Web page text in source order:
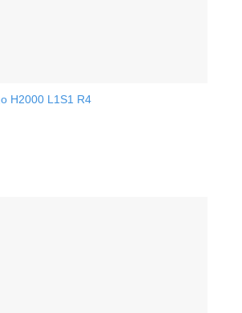
H2000 L1S1 R4